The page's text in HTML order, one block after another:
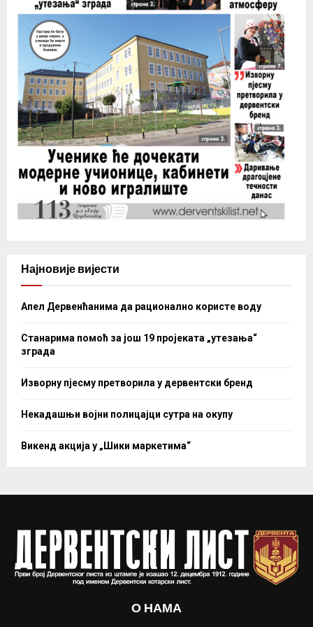
Најновије вијести
Апел Дервенћанима да рационално користе воду
Станарима помоћ за још 19 пројеката „утезања“
зграда
Изворну пјесму претворила у дервентски бренд
Некадашњи војни полицајци сутра на окупу
Викенд акција у „Шики маркетима“
О НАМА